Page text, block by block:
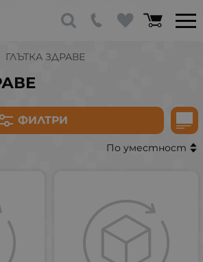
ГЛЪТКА ЗДРАВЕ
ФИЛТРИ
По уместност